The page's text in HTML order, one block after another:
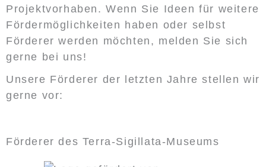
Projektvorhaben. Wenn Sie Ideen für weitere
Fördermöglichkeiten haben oder selbst
Förderer werden möchten, melden Sie sich
gerne bei uns!
Unsere Förderer der letzten Jahre stellen wir
gerne vor:
Förderer des Terra-Sigillata-Museums